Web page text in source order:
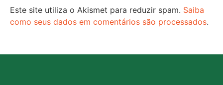
Este site utiliza o Akismet para reduzir spam. Saiba
como seus dados em comentários são processados.